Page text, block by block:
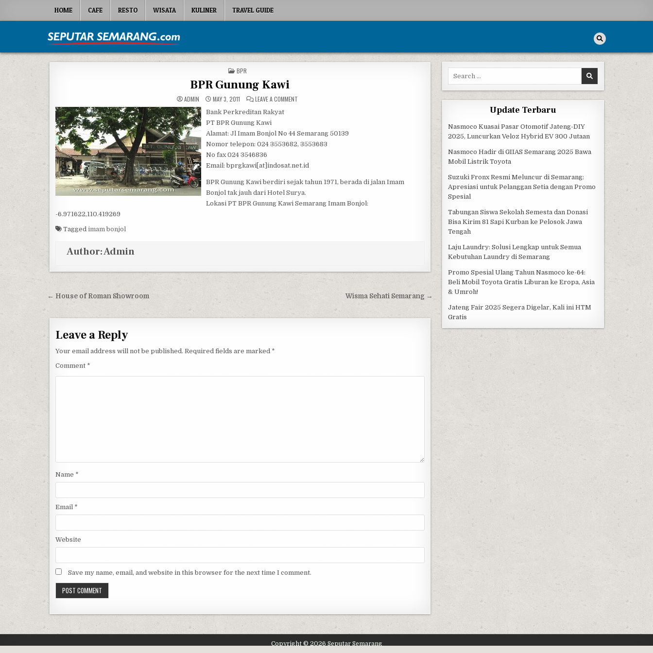
HOME CAFE RESTO WISATA KULINER TRAVEL GUIDE
Seputar Semarang
POSTED IN
BPR
BPR Gunung Kawi
ADMIN MAY 3, 2011 LEAVE A COMMENT
Bank Perkreditan Rakyat
PT BPR Gunung Kawi
Alamat: Jl Imam Bonjol No 44 Semarang 50139
Nomor telepon: 024 3553682, 3553683
No fax 024 3546836
Email: bprgkawi[at]indosat.net.id
BPR Gunung Kawi berdiri sejak tahun 1971, berada di jalan Imam
Bonjol tak jauh dari Hotel Surya.
Lokasi PT BPR Gunung Kawi Semarang Imam Bonjol:
-6.971622,110.419269
Tagged imam bonjol
Author:Admin
Post navigation Wisma Sehati Semarang →
← House of Roman Showroom
Leave a Reply
Your email address will not be published. Required fields are marked *
Comment *
Name *
Email *
Website
Save my name, email, and website in this browser for the next time I comment.
Search for:
Update Terbaru
Nasmoco Kuasai Pasar Otomotif Jateng-DIY
2025, Luncurkan Veloz Hybrid EV 300 Jutaan
Nasmoco Hadir di GIIAS Semarang 2025 Bawa
Mobil Listrik Toyota
Suzuki Fronx Resmi Meluncur di Semarang:
Apresiasi untuk Pelanggan Setia dengan Promo
Spesial
Tabungan Siswa Sekolah Semesta dan Donasi
Bisa Kirim 81 Sapi Kurban ke Pelosok Jawa
Tengah
Laju Laundry: Solusi Lengkap untuk Semua
Kebutuhan Laundry di Semarang
Promo Spesial Ulang Tahun Nasmoco ke-64:
Beli Mobil Toyota Gratis Liburan ke Eropa, Asia
& Umroh!
Jateng Fair 2025 Segera Digelar, Kali ini HTM
Gratis
Copyright © 2026 Seputar Semarang